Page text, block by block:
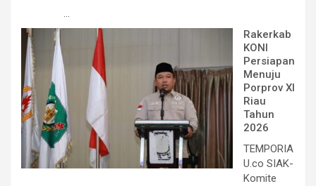
...
Rakerkab
KONI
Persiapan
Menuju
Porprov XI
Riau
Tahun
2026
TEMPORIA
U.co SIAK-
Komite